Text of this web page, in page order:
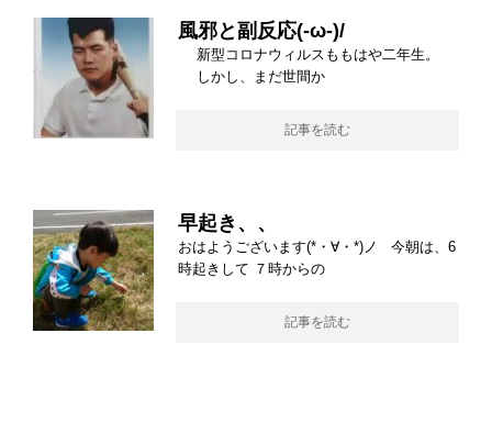
風邪と副反応(-ω-)/
新型コロナウィルスももはや二年生。
しかし、まだ世間か
記事を読む
早起き、、
おはようございます(*・∀・*)ノ 今朝は、6
時起きして ７時からの
記事を読む